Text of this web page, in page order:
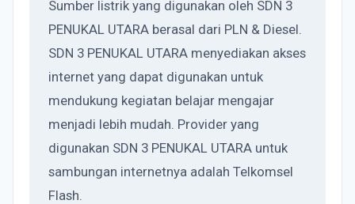
Sumber listrik yang digunakan oleh SDN 3
PENUKAL UTARA berasal dari PLN & Diesel.
SDN 3 PENUKAL UTARA menyediakan akses
internet yang dapat digunakan untuk
mendukung kegiatan belajar mengajar
menjadi lebih mudah. Provider yang
digunakan SDN 3 PENUKAL UTARA untuk
sambungan internetnya adalah Telkomsel
Flash.